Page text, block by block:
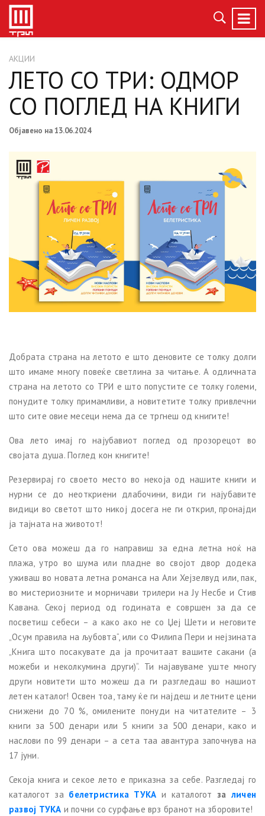
АКЦИИ
ЛЕТО СО ТРИ: ОДМОР
СО ПОГЛЕД НА КНИГИ
Објавено на 13.06.2024
Добрата страна на летото е што деновите се толку долги
што имаме многу повеќе светлина за читање. А одличната
страна на летото со ТРИ е што попустите се толку големи,
понудите толку примамливи, а новитетите толку привлечни
што сите овие месеци нема да се тргнеш од книгите!
Ова лето имај го најубавиот поглед од прозорецот во
својата душа. Поглед кон книгите!
Резервирај го своето место во некоја од нашите книги и
нурни се до неоткриени длабочини, види ги најубавите
видици во светот што никој досега не ги открил, пронајди
ја тајната на животот!
Сето ова можеш да го направиш за една летна ноќ на
плажа, утро во шума или пладне во својот двор додека
уживаш во новата летна романса на Али Хејзелвуд или, пак,
во мистериозните и морничави трилери на Ју Несбе и Стив
Кавана. Секој период од годината е совршен за да се
посветиш себеси – а како ако не со Џеј Шети и неговите
„Осум правила на љубовта“, или со Филипа Пери и нејзината
„Книга што посакувате да ја прочитаат вашите сакани (а
можеби и неколкумина други)“. Ти најавуваме уште многу
други новитети што можеш да ги разгледаш во нашиот
летен каталог! Освен тоа, таму ќе ги најдеш и летните цени
снижени до 70 %, омилените понуди на читателите – 3
книги за 500 денари или 5 книги за 500 денари, како и
наслови по 99 денари – а сета таа авантура започнува на
17 јуни.
Секоја книга и секое лето е приказна за себе. Разгледај го
каталогот за белетристика ТУКА и каталогот за личен
развој ТУКА и почни со сурфање врз бранот на зборовите!